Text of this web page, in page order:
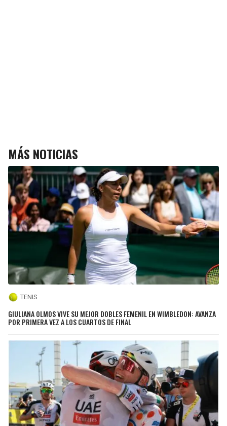
MÁS NOTICIAS
TENIS
GIULIANA OLMOS VIVE SU MEJOR DOBLES FEMENIL EN WIMBLEDON: AVANZA
POR PRIMERA VEZ A LOS CUARTOS DE FINAL